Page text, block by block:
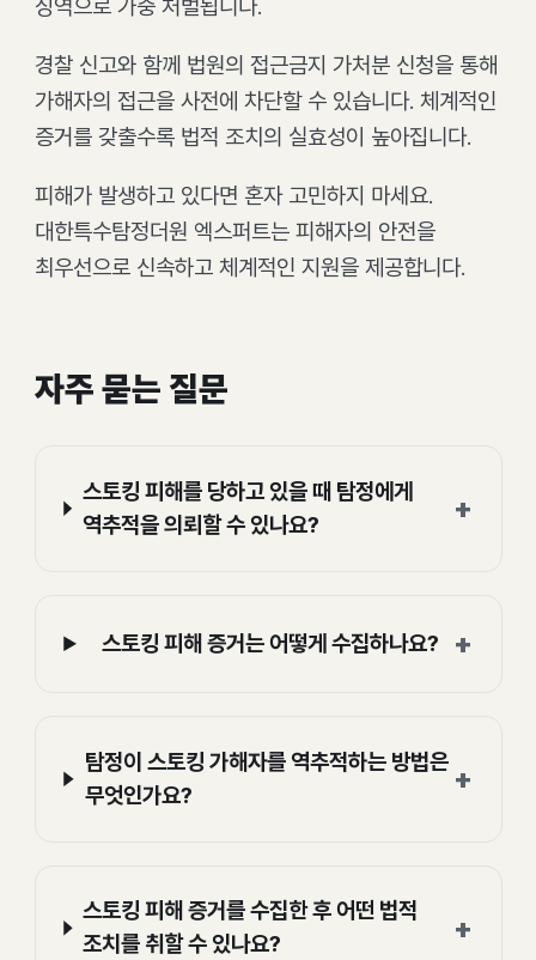
징역으로 가중 처벌됩니다.
경찰 신고와 함께 법원의 접근금지 가처분 신청을 통해
가해자의 접근을 사전에 차단할 수 있습니다. 체계적인
증거를 갖출수록 법적 조치의 실효성이 높아집니다.
피해가 발생하고 있다면 혼자 고민하지 마세요.
대한특수탐정더원 엑스퍼트는 피해자의 안전을
최우선으로 신속하고 체계적인 지원을 제공합니다.
자주 묻는 질문
스토킹 피해를 당하고 있을 때 탐정에게
역추적을 의뢰할 수 있나요?
+
스토킹 피해 증거는 어떻게 수집하나요? +
탐정이 스토킹 가해자를 역추적하는 방법은
무엇인가요?
+
스토킹 피해 증거를 수집한 후 어떤 법적
조치를 취할 수 있나요?
+